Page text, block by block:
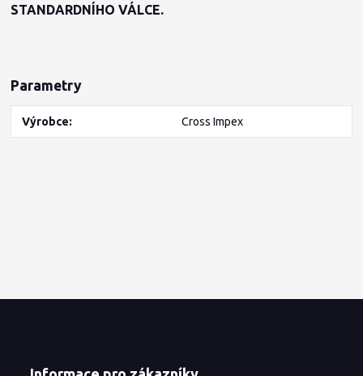
STANDARDNÍHO VÁLCE.
Parametry
Výrobce Cross Impex